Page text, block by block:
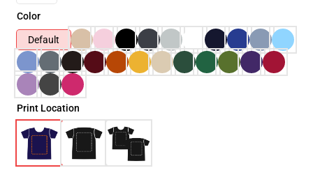
Color
Default
Print Location